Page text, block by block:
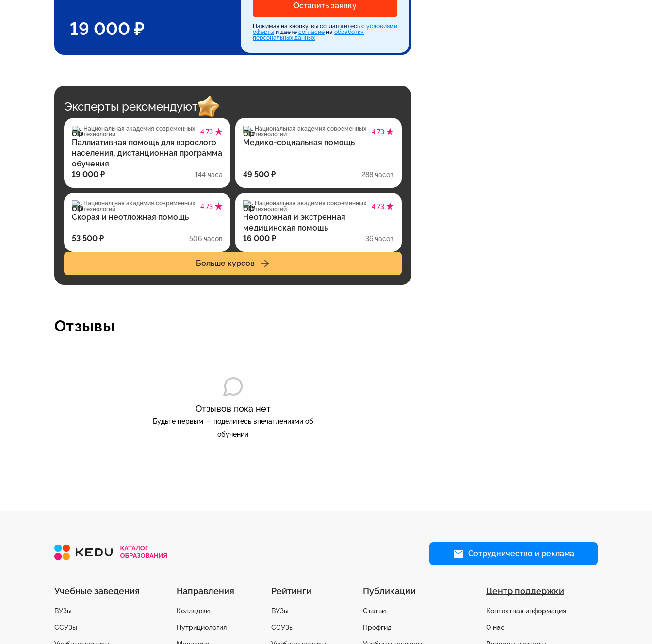
19 000 ₽
Оставить заявку
Нажимая на кнопку, вы соглашаетесь с условиями
оферты и даёте согласие на обработку
персональных данных
Эксперты рекомендуют
Национальная академия современных
технологий
4.73
Паллиативная помощь для взрослого
населения, дистанционная программа
обучения
19 000 ₽
144 часа
Национальная академия современных
технологий
4.73
Медико-социальная помощь
49 500 ₽ 288 часов
Национальная академия современных
технологий
4.73
Скорая и неотложная помощь
53 500 ₽ 506 часов
Национальная академия современных
технологий
4.73
Неотложная и экстренная
медицинская помощь
16 000 ₽
36 часов
Больше курсов
Отзывы
Отзывов пока нет
Будьте первым — поделитесь впечатлениями об
обучении
Сотрудничество и реклама
Учебные заведения
ВУЗы
ССУЗы
Направления
Колледжи
Нутрициология
Рейтинги
ВУЗы
ССУЗы
Публикации
Статьи
Профгид
Центр поддержки
Контактная информация
О нас